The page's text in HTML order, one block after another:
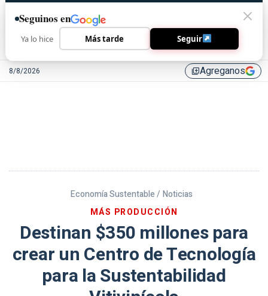
8/8/2026 library_addAgreganos
Economía Sustentable / Noticias
MÁS PRODUCCIÓN
Destinan $350 millones para
crear un Centro de Tecnología
para la Sustentabilidad
Seguinos en
Ya lo hice Más tarde Seguir